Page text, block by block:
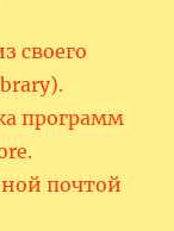
своего
программ
почтой